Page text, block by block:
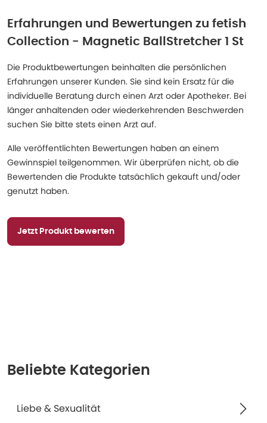
Erfahrungen und Bewertungen zu fetish
Collection - Magnetic BallStretcher 1 St
Die Produktbewertungen beinhalten die persönlichen
Erfahrungen unserer Kunden. Sie sind kein Ersatz für die
individuelle Beratung durch einen Arzt oder Apotheker. Bei
länger anhaltenden oder wiederkehrenden Beschwerden
suchen Sie bitte stets einen Arzt auf.
Alle veröffentlichten Bewertungen haben an einem
Gewinnspiel teilgenommen. Wir überprüfen nicht, ob die
Bewertenden die Produkte tatsächlich gekauft und/oder
genutzt haben.
Jetzt Produkt bewerten
Beliebte Kategorien
Liebe & Sexualität